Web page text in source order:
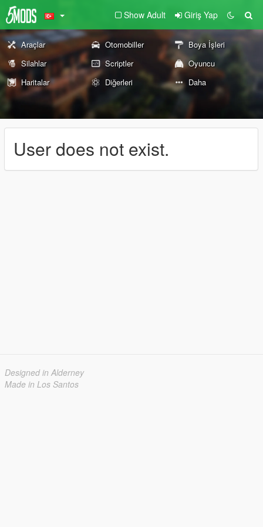
Show Adult Giriş Yap
Araçlar Otomobiller
Boya İşleri
Silahlar
Scriptler
Oyuncu
Haritalar
Diğerleri Daha
User does not exist.
Designed in Alderney
Made in Los Santos